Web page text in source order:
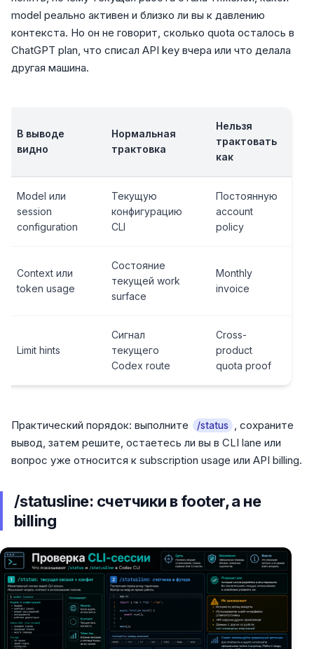
model реально активен и близко ли вы к давлению
контекста. Но он не говорит, сколько quota осталось в
ChatGPT plan, что списал API key вчера или что делала
другая машина.
В выводе
видно
Нормальная
трактовка
Нельзя
трактовать
как
Model или
session
configuration
Текущую
конфигурацию
CLI
Постоянную
account
policy
Context или
token usage
Состояние
текущей work
surface
Monthly
invoice
Limit hints
Сигнал
текущего
Codex route
Cross-
product
quota proof
Практический порядок: выполните /status
, сохраните
вывод, затем решите, остаетесь ли вы в CLI lane или
вопрос уже относится к subscription usage или API billing.
/statusline: счетчики в footer, а не
billing